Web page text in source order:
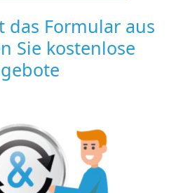
das Formular aus
Sie kostenlose